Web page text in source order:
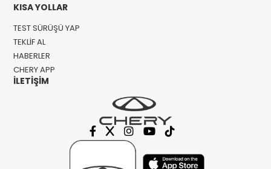
KISA YOLLAR
TEST SÜRÜŞÜ YAP
TEKLİF AL
HABERLER
CHERY APP
İLETİŞİM